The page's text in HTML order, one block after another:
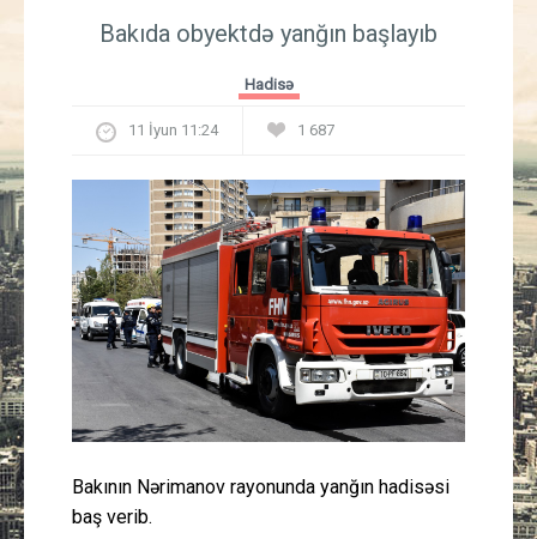
İqtisadiyyat
Güney Azərbaycan
Mədəniyyət
Müsahibə
Layihə
Bakıda obyektdə yanğın başlayıb
Hadisə
11 İyun 11:24 1 687
Bakının Nərimanov rayonunda yanğın hadisəsi
baş verib.